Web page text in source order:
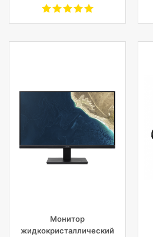
Черный
Монитор
жидкокристаллический